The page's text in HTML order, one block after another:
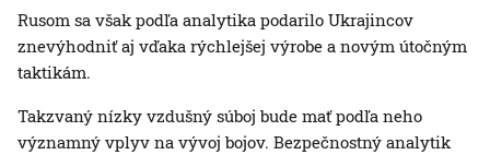
Rusom sa však podľa analytika podarilo Ukrajincov
znevýhodniť aj vďaka rýchlejšej výrobe a novým útočným
taktikám.
Takzvaný nízky vzdušný súboj bude mať podľa neho
významný vplyv na vývoj bojov. Bezpečnostný analytik